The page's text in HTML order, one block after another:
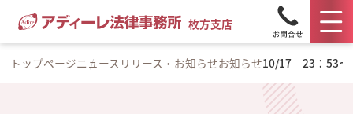
枚方支店
トップページニュースリリース・お知らせお知らせ10/17 23：53～